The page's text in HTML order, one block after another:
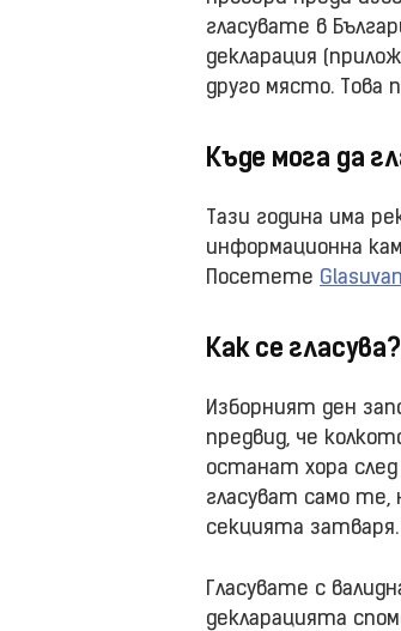
гласувате в
декларация
друго място. Това
Къде мога да
Тази година има
информационна
Посетете
Как се гласува?
Изборният ден
предвид, че
останат хора
гласуват само те,
секцията затваря.
Гласувате с
декларацията